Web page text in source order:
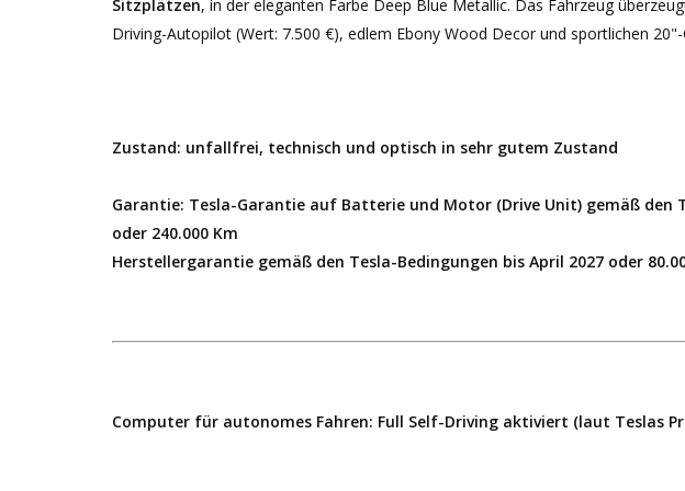
Sitzplätzen, in der eleganten Farbe Deep Blue Metallic. Das Fahrzeug
Driving-Autopilot (Wert: 7.500 €), edlem Ebony Wood Decor und sportlichen
Zustand: unfallfrei, technisch und optisch in sehr gutem Zustand
Garantie: Tesla-Garantie auf Batterie und Motor (Drive Unit) gemäß den
oder 240.000 Km
Herstellergarantie gemäß den Tesla-Bedingungen bis April 2027 oder
Computer für autonomes Fahren: Full Self-Driving aktiviert (laut Teslas